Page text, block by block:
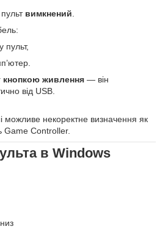
вимкнений
пульт,
кнопкою живлення — він
від USB.
можливе некоректне визначення як
Game Controller.
в Windows